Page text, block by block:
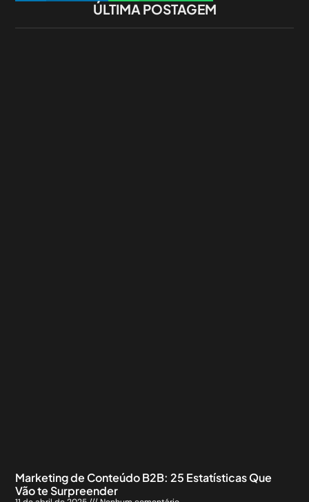
ÚLTIMA POSTAGEM
Marketing de Conteúdo B2B: 25 Estatísticas Que
Vão te Surpreender